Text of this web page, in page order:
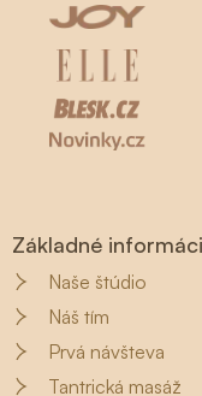
Základné
Naše štúdio
Náš tím
Prvá návšteva
Tantrická masáž